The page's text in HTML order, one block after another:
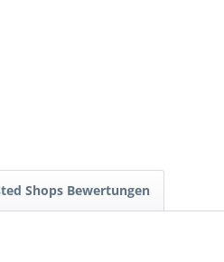
Shops Bewertungen